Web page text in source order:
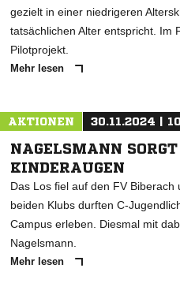
gezielt in einer niedrigeren
tatsächlichen Alter entspricht. Im
Pilotprojekt.
Mehr lesen
AKTIONEN 30.11.2024 |
NAGELSMANN
KINDERAUGEN
Das Los fiel auf den FV Biberach
beiden Klubs durften C-
Campus erleben. Diesmal mit
Nagelsmann.
Mehr lesen